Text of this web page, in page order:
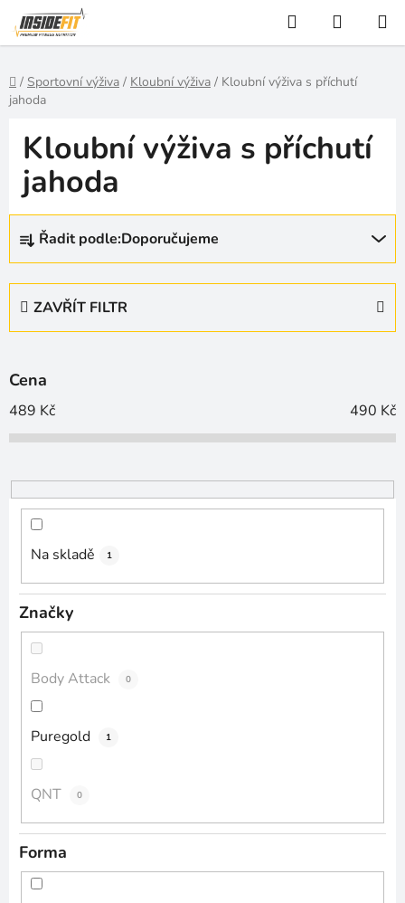
Přejít
na
obsah
Hledat
KOŠÍK
Domů
/ Sportovní výživa / Kloubní výživa / Kloubní výživa s příchutí
jahoda
Kloubní výživa s příchutí
jahoda
z
p
r
o
d
k
t
Řadit podle:Doporučujeme
ZAVŘÍT FILTR
Cena
489 Kč 490 Kč
Na skladě 1
Značky
Body Attack 0
Puregold 1
QNT 0
Forma